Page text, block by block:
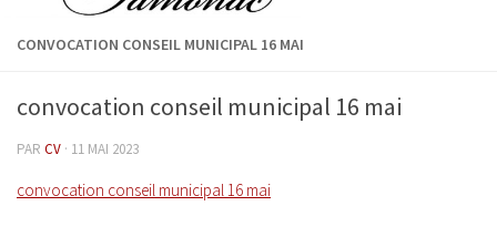
CONVOCATION CONSEIL MUNICIPAL 16 MAI
convocation conseil municipal 16 mai
PAR CV · 11 MAI 2023
convocation conseil municipal 16 mai